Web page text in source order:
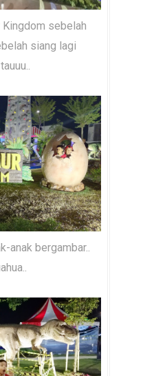
Kingdom sebelah
siang lagi
anak bergambar..